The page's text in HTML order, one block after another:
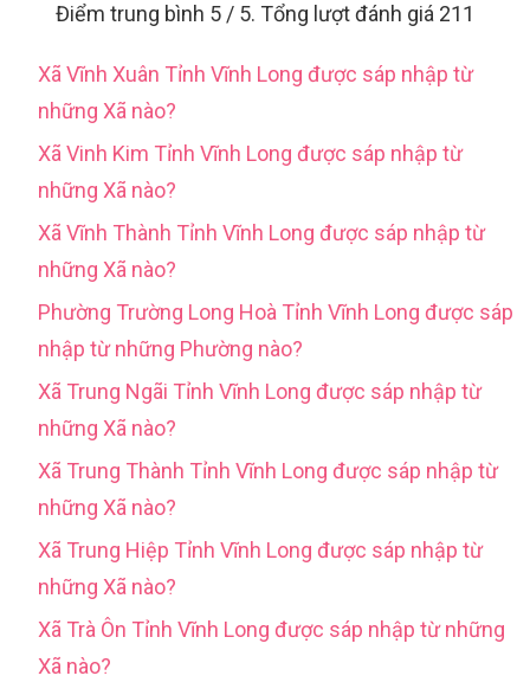
Điểm trung bình 5 / 5. Tổng lượt đánh giá 211
Xã Vĩnh Xuân Tỉnh Vĩnh Long được sáp nhập từ
những Xã nào?
Xã Vinh Kim Tỉnh Vĩnh Long được sáp nhập từ
những Xã nào?
Xã Vĩnh Thành Tỉnh Vĩnh Long được sáp nhập từ
những Xã nào?
Phường Trường Long Hoà Tỉnh Vĩnh Long được sáp
nhập từ những Phường nào?
Xã Trung Ngãi Tỉnh Vĩnh Long được sáp nhập từ
những Xã nào?
Xã Trung Thành Tỉnh Vĩnh Long được sáp nhập từ
những Xã nào?
Xã Trung Hiệp Tỉnh Vĩnh Long được sáp nhập từ
những Xã nào?
Xã Trà Ôn Tỉnh Vĩnh Long được sáp nhập từ những
Xã nào?